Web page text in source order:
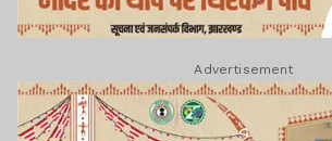
Advertisement